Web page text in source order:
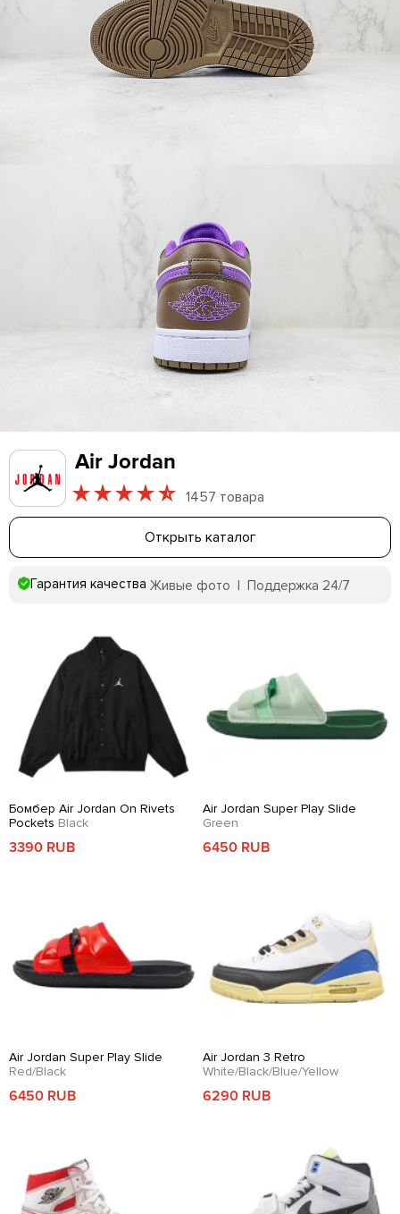
Air Jordan
1457 товара
Открыть каталог
Гарантия качества Живые фото | Поддержка 24/7
Бомбер Air Jordan On Rivets
Pockets Black
3390 RUB
Air Jordan Super Play Slide
Green
6450 RUB
Air Jordan Super Play Slide
Red/Black
6450 RUB
Air Jordan 3 Retro
White/Black/Blue/Yellow
6290 RUB